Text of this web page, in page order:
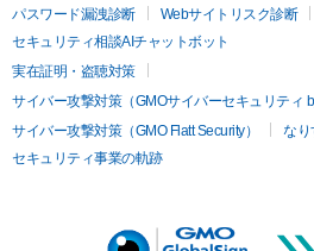
パスワード漏洩診断
Webサイトリスク診断
セキュリティ相談AIチャットボット
実在証明・盗聴対策
サイバー攻撃対策（GMOサイバーセキュリティ
サイバー攻撃対策（GMO Flatt Security）
なり
セキュリティ事業の軌跡